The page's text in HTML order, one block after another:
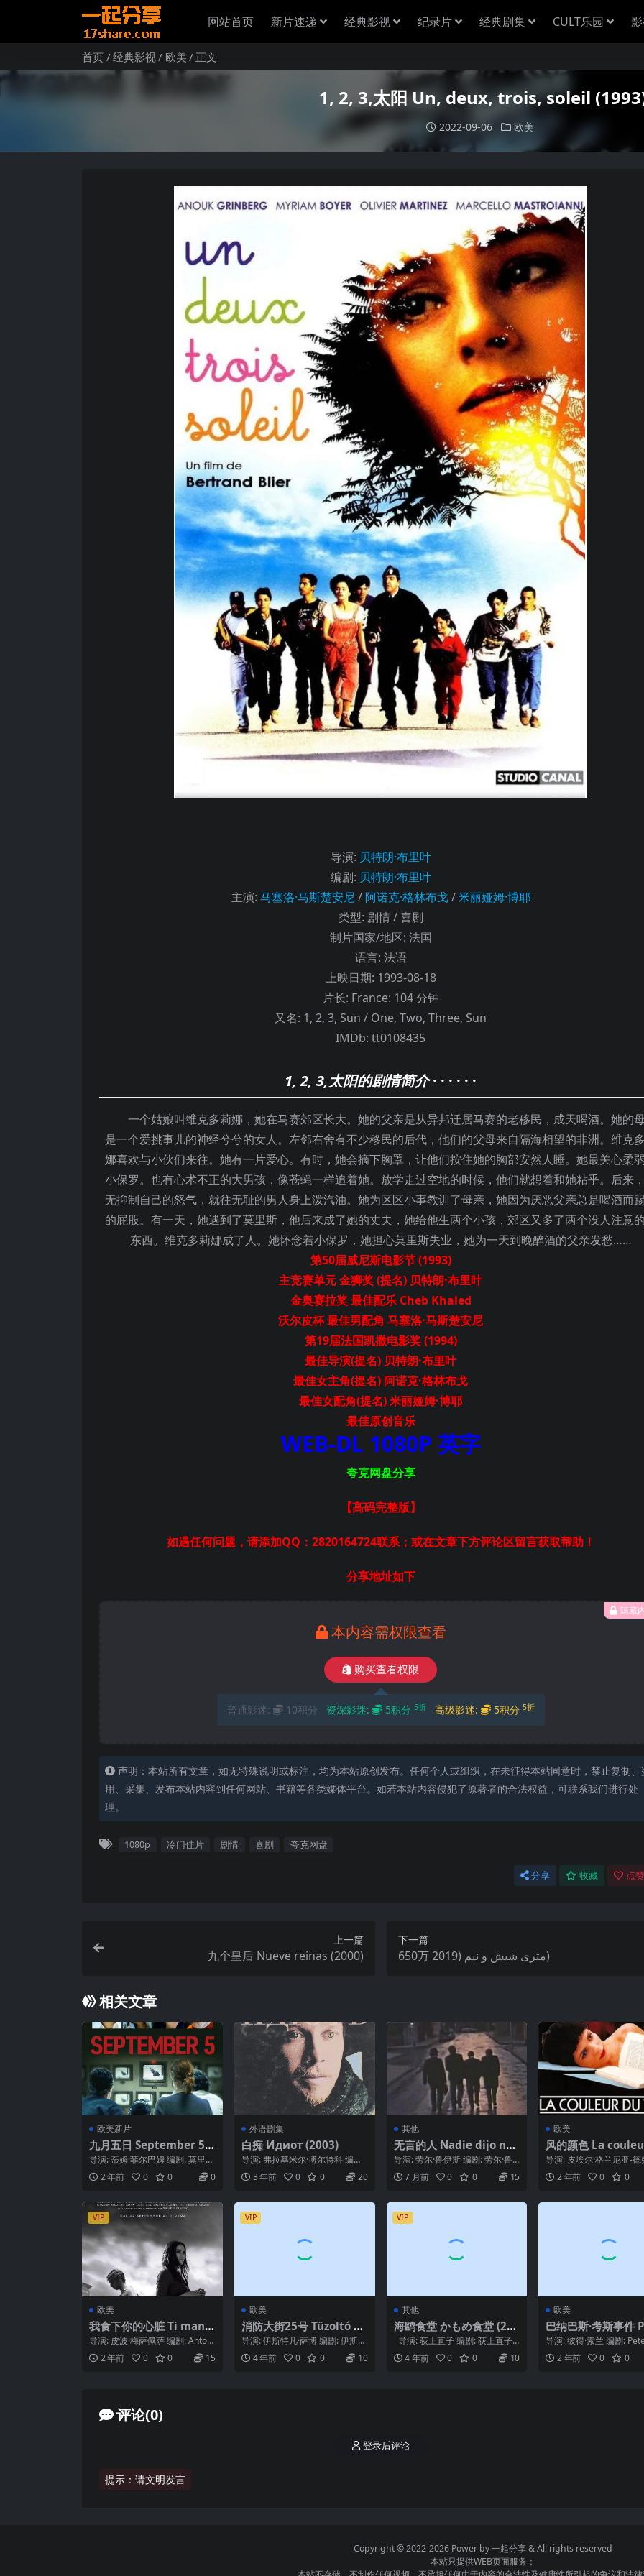
网站首页 新片速递 经典影视 纪录片 经典剧集 CULT乐园
首页 经典影视 欧美 正文
1, 2, 3,太阳 Un, deux, trois, soleil
2022-09-06 欧美
导演: 贝特朗·布里叶
编剧: 贝特朗·布里叶
主演: 马塞洛·马斯楚安尼/ 阿诺克·格林布戈 /米丽娅姆·博耶
类型: 剧情 / 喜剧
制片国家/地区: 法国
语言: 法语
上映日期: 1993-08-18
片长: France: 104 分钟
又名: 1, 2, 3, Sun / One, Two, Three, Sun
IMDb: tt0108435
1, 2, 3,太阳的剧情简介· · · · · ·
一个姑娘叫维克多莉娜，她在马赛郊区长大。她的父亲是从异邦迁居马赛的老移民，成天喝酒。她的
是一个爱挑事儿的神经兮兮的女人。左邻右舍有不少移民的后代，他们的父母来自隔海相望的非洲。维克
娜喜欢与小伙们来往。她有一片爱心。有时，她会摘下胸罩，让他们按住她的胸部安然人睡。她最关心柔
小保罗。也有心术不正的大男孩，像苍蝇一样追着她。放学走过空地的时候，他们就想着和她粘乎。后来
无抑制自己的怒气，就往无耻的男人身上泼汽油。她为区区小事教训了母亲，她因为厌恶父亲总是喝酒而
的屁股。有一天，她遇到了莫里斯，他后来成了她的丈夫，她给他生两个小孩，郊区又多了两个没人注意
东西。维克多莉娜成了人。她怀念着小保罗，她担心莫里斯失业，她为一天到晚醉酒的父亲发愁……
第50届威尼斯电影节 (1993)
主竞赛单元 金狮奖 (提名) 贝特朗·布里叶
金奥赛拉奖 最佳配乐 Cheb Khaled
沃尔皮杯 最佳男配角 马塞洛·马斯楚安尼
第19届法国凯撒电影奖 (1994)
最佳导演(提名) 贝特朗·布里叶
最佳女主角(提名) 阿诺克·格林布戈
最佳女配角(提名) 米丽娅姆·博耶
最佳原创音乐
WEB-DL 1080P 英字
夸克网盘分享
【高码完整版】
如遇任何问题，请添加QQ：2820164724联系；或在文章下方评论区留言获取帮助！
分享地址如下
隐藏
本内容需权限查看
购买查看权限
普通影迷: 10积分 资深影迷: 5积分 5折 高级影迷: 5积分 5折
声明：本站所有文章，如无特殊说明或标注，均为本站原创发布。任何个人或组织，在未征得本站同意时，禁止复制、
用、采集、发布本站内容到任何网站、书籍等各类媒体平台。如若本站内容侵犯了原著者的合法权益，可联系我们进行处
理。
1080p 冷门佳片 剧情 喜剧 夸克网盘
分享 收藏 点
上一篇
九个皇后 Nueve reinas (2000)
下一篇
650万 متری شیش و نیم (2019)
相关文章
欧美新片
九月五日 September 5
(2024)
导演: 蒂姆·菲尔巴姆 编剧: 莫里茨
·拜恩德尔 / 蒂姆·菲尔巴姆 / 亚历
克...2 年前 0 0 0
外语剧集
白痴 Идиот (2003)
导演: 弗拉基米尔·博尔特科 编
剧: 弗拉基米尔·博尔特科 / 费奥多
尔·陀思妥...
3 年前 0 0 20
其他
无言的人 Nadie dijo nad
a (1971)
导演: 劳尔·鲁伊斯 编剧: 劳尔·鲁
伊斯 主演: Carlos Solanos...
7 月前 0 0 15
欧美
风的颜色 La
vent (1988)
导演: 皮埃尔·格兰尼亚-德
剧: 皮埃尔·格兰尼亚-德弗
演: 伊丽...
2 年前 0 0
VIP
欧美
我食下你的心脏 Ti mang
io il cuore (2022)
导演: 皮波·梅萨佩萨 编剧: Anton
ella Gaeta / 皮波·梅萨佩...
2 年前 0 0 15
VIP
欧美
消防大街25号 Tüzoltó ut
ca 25. (1973)
导演: 伊斯特凡·萨博 编剧: 伊斯特
凡·萨博 / Luca Karall 主演...
4 年前 0 0 10
VIP
其他
海鸥食堂 かもめ食堂 (200
6)
导演: 荻上直子 编剧: 荻上直子
主演: 小林聪美 / 片桐入 ...
4 年前 0 0 10
欧美
巴纳巴斯·考斯事件
d Barnabáš Kos
导演: 彼得·索兰 编剧:
as / Albert Mare...
2 年前 0 0
评论(0)
提示：请文明发言
登录后评论
Copyright © 2022-2026 Power by一起分享& All rights reserved
本站只提供WEB页面服务；